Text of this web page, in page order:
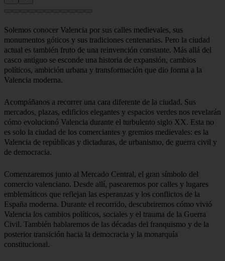
Solemos conocer Valencia por sus calles medievales, sus
monumentos góticos y sus tradiciones centenarias. Pero la ciudad
actual es también fruto de una reinvención constante. Más allá del
casco antiguo se esconde una historia de expansión, cambios
políticos, ambición urbana y transformación que dio forma a la
Valencia moderna.
Acompáñanos a recorrer una cara diferente de la ciudad. Sus
mercados, plazas, edificios elegantes y espacios verdes nos revelarán
cómo evolucionó Valencia durante el turbulento siglo XX. Esta no
es solo la ciudad de los comerciantes y gremios medievales: es la
Valencia de repúblicas y dictaduras, de urbanismo, de guerra civil y
de democracia.
Comenzaremos junto al Mercado Central, el gran símbolo del
comercio valenciano. Desde allí, pasearemos por calles y lugares
emblemáticos que reflejan las esperanzas y los conflictos de la
España moderna. Durante el recorrido, descubriremos cómo vivió
Valencia los cambios políticos, sociales y el trauma de la Guerra
Civil. También hablaremos de las décadas del franquismo y de la
posterior transición hacia la democracia y la monarquía
constitucional.